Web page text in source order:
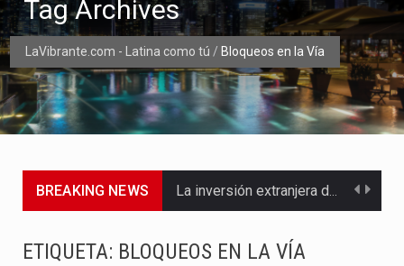
LaVibrante.com - Latina como tú / Bloqueos en la Vía
Tag Archives
BREAKING NEWS La inversión extranjera directa en Colombia comenzó a dar señales…
ETIQUETA: BLOQUEOS EN LA VÍA